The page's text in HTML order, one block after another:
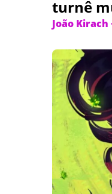
turnê
João Kirach